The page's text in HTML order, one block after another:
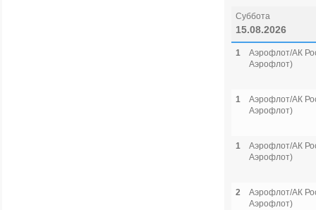
Суббота
15.08.2026
1
Аэрофлот/АК
Аэрофлот)
1
Аэрофлот/АК
Аэрофлот)
1
Аэрофлот/АК
Аэрофлот)
2
Аэрофлот/АК
Аэрофлот)